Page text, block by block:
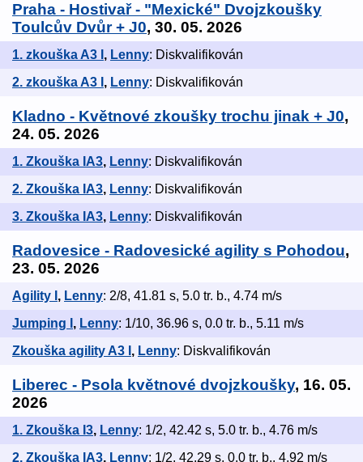
Praha - Hostivař - "Mexické" Dvojzkoušky
Toulcův Dvůr + J0, 30. 05. 2026
1. zkouška A3 I , Lenny: Diskvalifikován
2. zkouška A3 I , Lenny: Diskvalifikován
Kladno - Květnové zkoušky trochu jinak + J0,
24. 05. 2026
1. Zkouška IA3, Lenny: Diskvalifikován
2. Zkouška IA3, Lenny: Diskvalifikován
3. Zkouška IA3, Lenny: Diskvalifikován
Radovesice - Radovesické agility s Pohodou,
23. 05. 2026
Agility I , Lenny: 2/8, 41.81 s, 5.0 tr. b., 4.74 m/s
Jumping I , Lenny: 1/10, 36.96 s, 0.0 tr. b., 5.11 m/s
Zkouška agility A3 I , Lenny: Diskvalifikován
Liberec - Psola květnové dvojzkoušky, 16. 05.
2026
1. Zkouška I3, Lenny: 1/2, 42.42 s, 5.0 tr. b., 4.76 m/s
2. Zkouška IA3, Lenny: 1/2, 42.29 s, 0.0 tr. b., 4.92 m/s